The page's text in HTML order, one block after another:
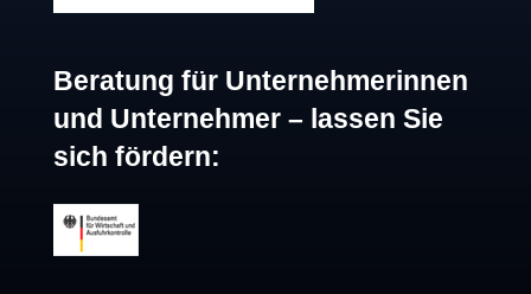
Beratung für Unternehmerinnen
und Unternehmer – lassen Sie
sich fördern: